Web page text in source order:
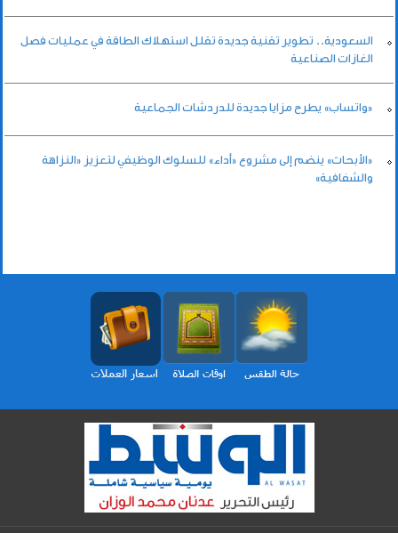
السعودية.. تطوير تقنية جديدة تقلل استهلاك الطاقة في عمليات فصل
الغازات الصناعية
«واتساب» يطرح مزايا جديدة للدردشات الجماعية
«الأبحاث» ينضم إلى مشروع «أداء» للسلوك الوظيفي لتعزيز «النزاهة
والشفافية»